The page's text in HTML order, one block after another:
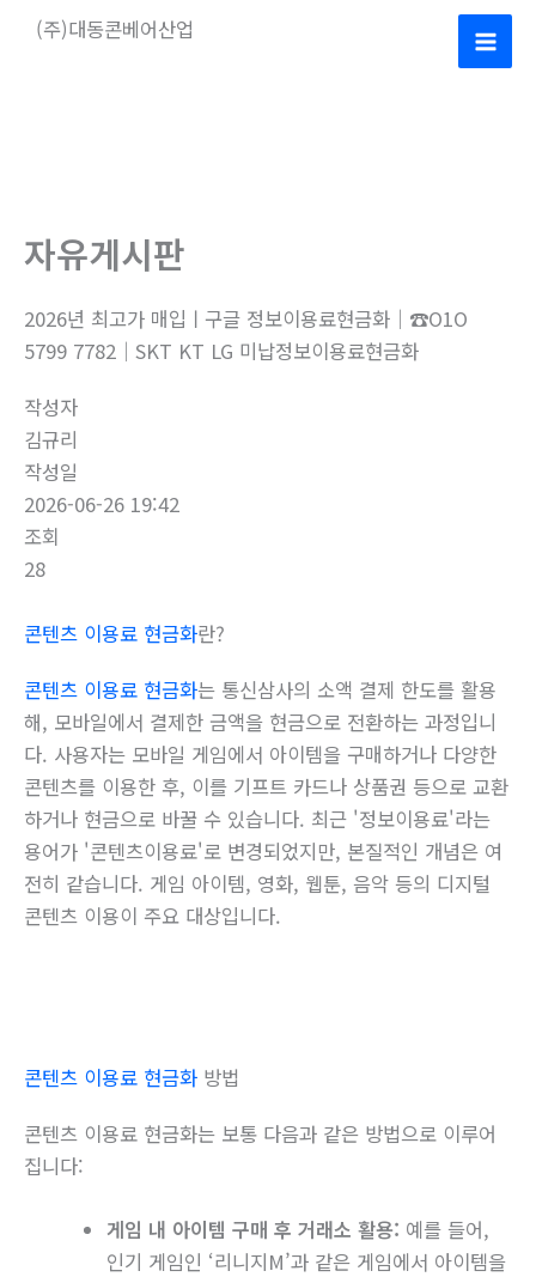
(주)대동콘베어산업
Main
자유게시판
2026년 최고가 매입ㅣ구글 정보이용료현금화｜☎O1O
5799 7782｜SKT KT LG 미납정보이용료현금화
작성자
김규리
작성일
2026-06-26 19:42
조회
28
콘텐츠 이용료 현금화란?
콘텐츠 이용료 현금화는 통신삼사의 소액 결제 한도를 활용
해, 모바일에서 결제한 금액을 현금으로 전환하는 과정입니
다. 사용자는 모바일 게임에서 아이템을 구매하거나 다양한
콘텐츠를 이용한 후, 이를 기프트 카드나 상품권 등으로 교환
하거나 현금으로 바꿀 수 있습니다. 최근 '정보이용료'라는
용어가 '콘텐츠이용료'로 변경되었지만, 본질적인 개념은 여
전히 같습니다. 게임 아이템, 영화, 웹툰, 음악 등의 디지털
콘텐츠 이용이 주요 대상입니다.
콘텐츠 이용료 현금화 방법
콘텐츠 이용료 현금화는 보통 다음과 같은 방법으로 이루어
집니다:
게임 내 아이템 구매 후 거래소 활용: 예를 들어,
인기 게임인 ‘리니지M’과 같은 게임에서 아이템을